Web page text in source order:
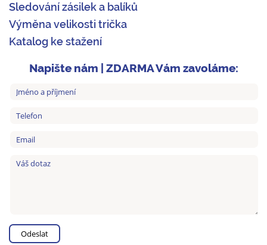
Sledování zásilek a balíků
Výměna velikosti trička
Katalog ke stažení
Napište nám | ZDARMA Vám zavoláme: